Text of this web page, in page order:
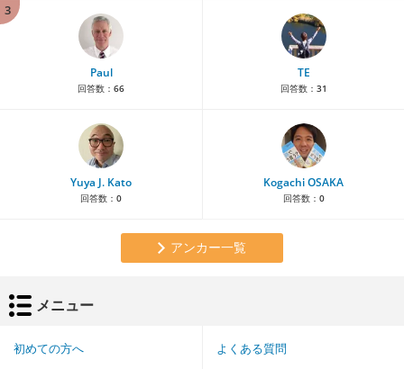
3
Paul
回答数： 66
TE
回答数： 31
Yuya J. Kato
回答数： 0
Kogachi OSAKA
回答数： 0
アンカー一覧
メニュー
初めての方へ よくある質問